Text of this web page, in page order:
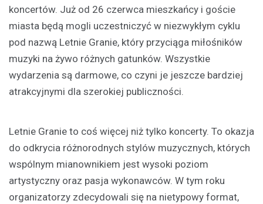
koncertów. Już od 26 czerwca mieszkańcy i goście
miasta będą mogli uczestniczyć w niezwykłym cyklu
pod nazwą Letnie Granie, który przyciąga miłośników
muzyki na żywo różnych gatunków. Wszystkie
wydarzenia są darmowe, co czyni je jeszcze bardziej
atrakcyjnymi dla szerokiej publiczności.
Letnie Granie to coś więcej niż tylko koncerty. To okazja
do odkrycia różnorodnych stylów muzycznych, których
wspólnym mianownikiem jest wysoki poziom
artystyczny oraz pasja wykonawców. W tym roku
organizatorzy zdecydowali się na nietypowy format,